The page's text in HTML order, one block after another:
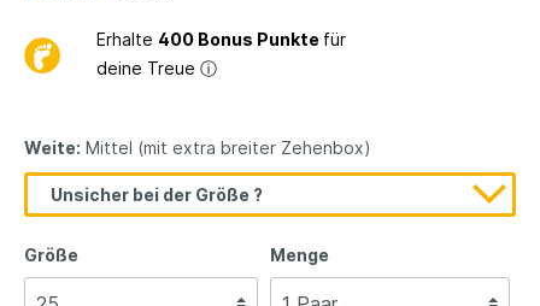
Erhalte 400 Bonus Punkte für
deine Treue ⓘ
Weite: Mittel (mit extra breiter Zehenbox)
Unsicher bei der Größe ?
Größe Menge